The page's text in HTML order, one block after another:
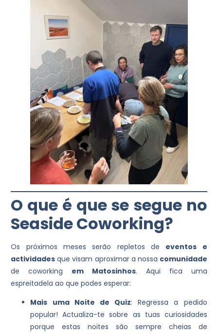
O que é que se segue no
Seaside Coworking?
Os próximos meses serão repletos de eventos e
actividades que visam aproximar a nossa comunidade
de coworking em Matosinhos. Aqui fica uma
espreitadela ao que podes esperar:
Mais uma Noite de Quiz: Regressa a pedido
popular! Actualiza-te sobre as tuas curiosidades
porque estas noites são sempre cheias de